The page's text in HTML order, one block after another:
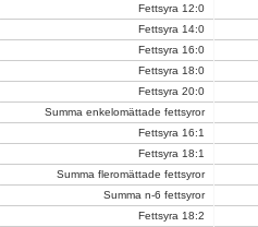
Fettsyra 12:0
Fettsyra 14:0
Fettsyra 16:0
Fettsyra 18:0
Fettsyra 20:0
Summa enkelomättade fettsyror
Fettsyra 16:1
Fettsyra 18:1
Summa fleromättade fettsyror
Summa n-6 fettsyror
Fettsyra 18:2